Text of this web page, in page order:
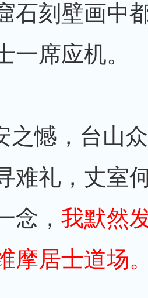
石刻壁画中
一席应机。
之憾，台山
难礼，丈室
念， 我默然
摩居士道场